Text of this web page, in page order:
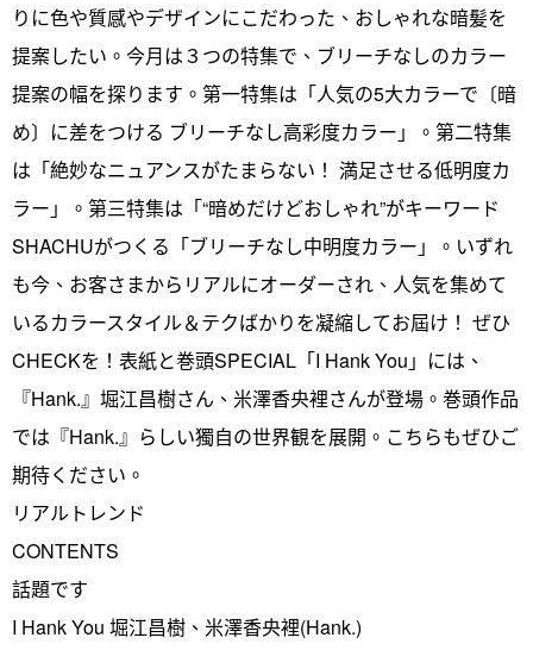
りに色や質感やデザインにこだわった、おしゃれな暗髪を
提案したい。今月は３つの特集で、ブリーチなしのカラー
提案の幅を探ります。第一特集は「人気の5大カラーで〔暗
め〕に差をつける ブリーチなし高彩度カラー」。第二特集
は「絶妙なニュアンスがたまらない！ 満足させる低明度カ
ラー」。第三特集は「“暗めだけどおしゃれ”がキーワード
SHACHUがつくる「ブリーチなし中明度カラー」。いずれ
も今、お客さまからリアルにオーダーされ、人気を集めて
いるカラースタイル＆テクばかりを凝縮してお屆け！ ぜひ
CHECKを！表紙と巻頭SPECIAL「I Hank You」には、
『Hank.』堀江昌樹さん、米澤香央裡さんが登場。巻頭作品
では『Hank.』らしい獨自の世界観を展開。こちらもぜひご
期待ください。
リアルトレンド
CONTENTS
話題です
I Hank You 堀江昌樹、米澤香央裡(Hank.)